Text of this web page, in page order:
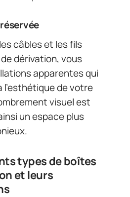
câbles et les fils
dérivation, vous
apparentes qui
l’esthétique de votre
visuel est
un espace plus
types de boîtes
et leurs